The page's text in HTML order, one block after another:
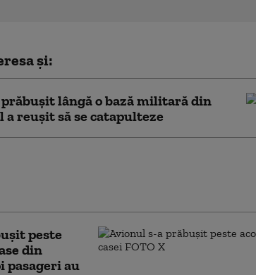
și:
prăbușit lângă o bază militară din
reușit să se catapulteze
peste
din
pasageri au